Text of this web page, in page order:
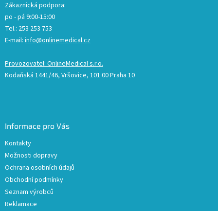
Zákaznická podpora:
po - pá 9:00-15:00
Tel.: 253 253 753
E-mail: info@onlinemedical.cz
Provozovatel: OnlineMedical s.r.o.
Kodaňská 1441/46, Vršovice, 101 00 Praha 10
Informace pro Vás
Kontakty
Možnosti dopravy
Ochrana osobních údajů
Obchodní podmínky
Seznam výrobců
Reklamace